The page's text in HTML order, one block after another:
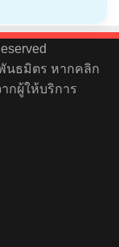
นธมิตร หากคลิก
กผู้ให้บริการ